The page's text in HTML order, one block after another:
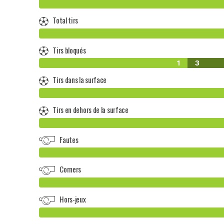
Total tirs
Tirs bloqués
1 3
Tirs dans la surface
Tirs en dehors de la surface
Fautes
Corners
Hors-jeux